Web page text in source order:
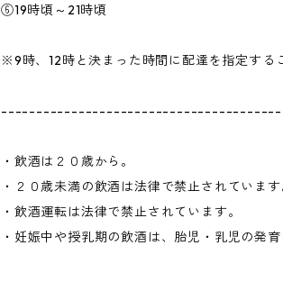
⑥19時頃～21時頃
※9時、12時と決まった時間に配達を指定する
・飲酒は２０歳から。
・２０歳未満の飲酒は法律で禁止されています
・飲酒運転は法律で禁止されています。
・妊娠中や授乳期の飲酒は、胎児・乳児の発